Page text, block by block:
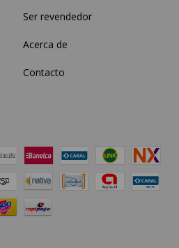
Ser revendedor
Acerca de
Contacto